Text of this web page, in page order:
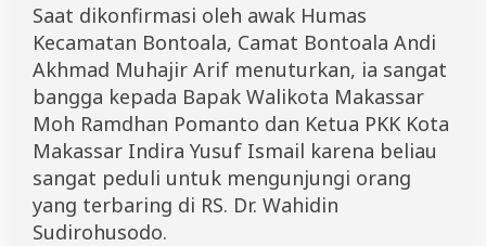
l
h
Saat dikonfirmasi oleh awak Humas
Kecamatan Bontoala, Camat Bontoala Andi
Akhmad Muhajir Arif menuturkan, ia sangat
bangga kepada Bapak Walikota Makassar
Moh Ramdhan Pomanto dan Ketua PKK Kota
Makassar Indira Yusuf Ismail karena beliau
sangat peduli untuk mengunjungi orang
yang terbaring di RS. Dr. Wahidin
Sudirohusodo.